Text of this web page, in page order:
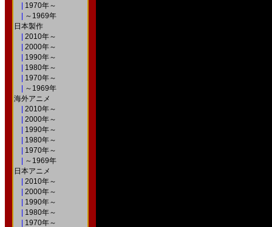
1970年～
～1969年
日本製作
2010年～
2000年～
1990年～
1980年～
1970年～
～1969年
海外アニメ
2010年～
2000年～
1990年～
1980年～
1970年～
～1969年
日本アニメ
2010年～
2000年～
1990年～
1980年～
1970年～